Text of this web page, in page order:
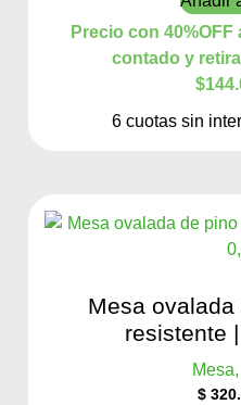
Precio con
contado y
6 cuotas sin
Mesa
resistente
$